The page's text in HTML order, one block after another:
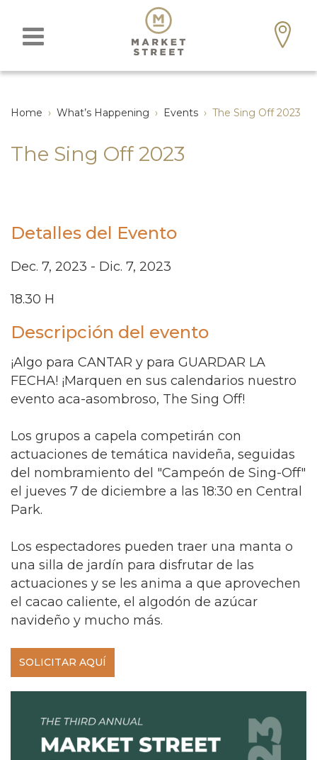
Home › What’s Happening › Events › The Sing Off 2023
The Sing Off 2023
Detalles del Evento
Dec. 7, 2023 - Dic. 7, 2023
18.30 H
Descripción del evento
¡Algo para CANTAR y para GUARDAR LA
FECHA! ¡Marquen en sus calendarios nuestro
evento aca-asombroso, The Sing Off!
Los grupos a capela competirán con
actuaciones de temática navideña, seguidas
del nombramiento del "Campeón de Sing-Off"
el jueves 7 de diciembre a las 18:30 en Central
Park.
Los espectadores pueden traer una manta o
una silla de jardín para disfrutar de las
actuaciones y se les anima a que aprovechen
el cacao caliente, el algodón de azúcar
navideño y mucho más.
SOLICITAR AQUÍ